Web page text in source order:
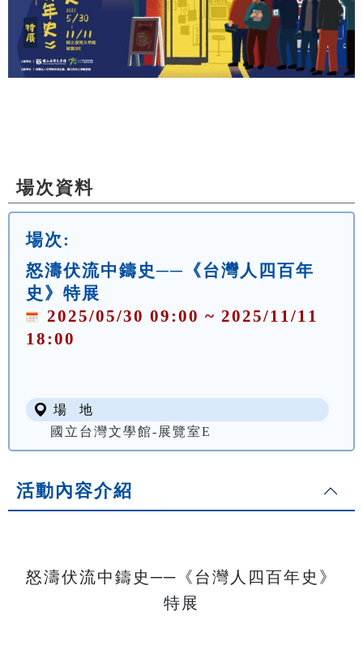
場次資料
場次:
怒濤伏流中鑄史──《台灣人四百年
史》特展
2025/05/30 09:00 ~ 2025/11/11
18:00
場 地
國立台灣文學館-展覽室E
活動內容介紹
怒濤伏流中鑄史──《台灣人四百年史》
特展